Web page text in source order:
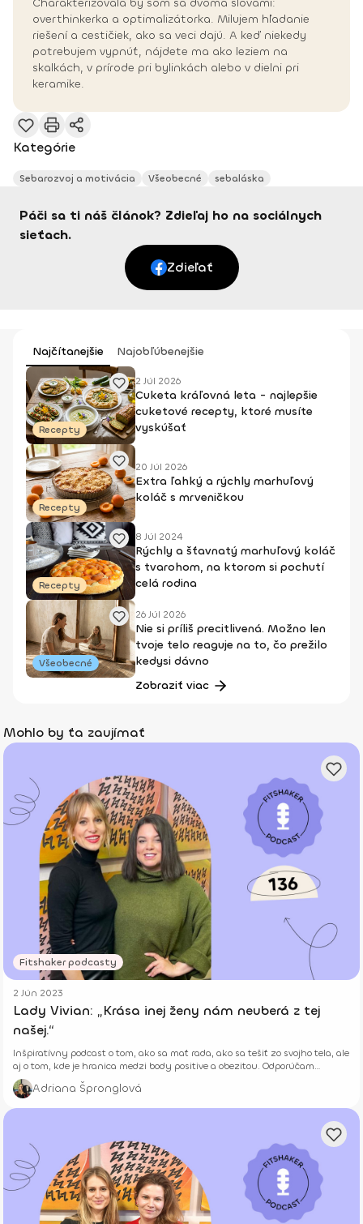
overthinkerka a optimalizátorka. Milujem hľadanie
riešení a cestičiek, ako sa veci dajú. A keď niekedy
potrebujem vypnúť, nájdete ma ako leziem na
skalkách, v prírode pri bylinkách alebo v dielni pri
keramike.
Kategórie
Sebarozvoj a motivácia Všeobecné sebaláska
Páči sa ti náš článok? Zdieľaj ho na sociálnych
sieťach.
Zdieľať
Najčítanejšie Najobľúbenejšie
Recepty
2 Júl 2026
Cuketa kráľovná leta - najlepšie
cuketové recepty, ktoré musíte
vyskúšať
Recepty
20 Júl 2026
Extra ľahký a rýchly marhuľový
koláč s mrveničkou
Recepty
8 Júl 2024
Rýchly a šťavnatý marhuľový koláč
s tvarohom, na ktorom si pochutí
celá rodina
Všeobecné
26 Júl 2026
Nie si príliš precitlivená. Možno len
tvoje telo reaguje na to, čo prežilo
kedysi dávno
Zobraziť viac
Mohlo by ťa zaujímať
Fitshaker podcasty
2 Jún 2023
Lady Vivian: „Krása inej ženy nám neuberá z tej
našej.“
Inšpiratívny podcast o tom, ako sa mať rada, ako sa tešiť zo svojho tela, ale
aj o tom, kde je hranica medzi body positive a obezitou. Odporúčam
vypočuť alebo pozrieť.
Adriana Špronglová